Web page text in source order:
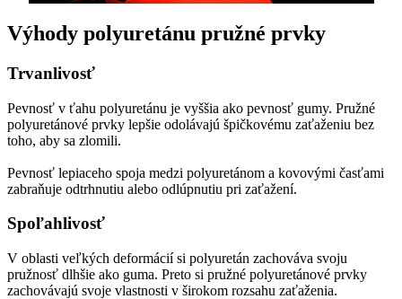
Výhody polyuretánu pružné prvky
Trvanlivosť
Pevnosť v ťahu polyuretánu je vyššia ako pevnosť gumy. Pružné
polyuretánové prvky lepšie odolávajú špičkovému zaťaženiu bez
toho, aby sa zlomili.
Pevnosť lepiaceho spoja medzi polyuretánom a kovovými časťami
zabraňuje odtrhnutiu alebo odlúpnutiu pri zaťažení.
Spoľahlivosť
V oblasti veľkých deformácií si polyuretán zachováva svoju
pružnosť dlhšie ako guma. Preto si pružné polyuretánové prvky
zachovávajú svoje vlastnosti v širokom rozsahu zaťaženia.